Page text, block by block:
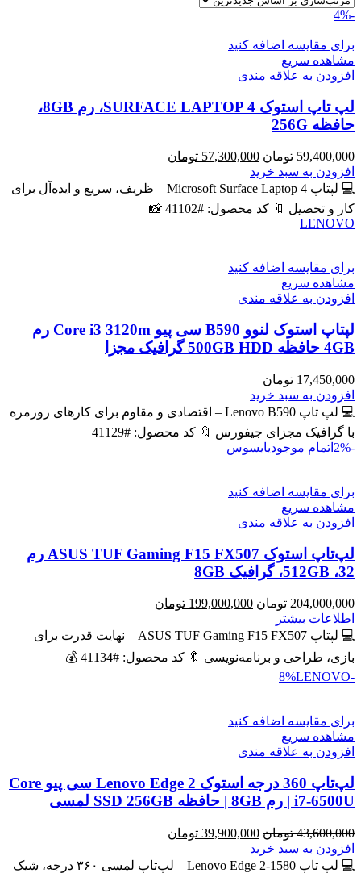
-4%
برای مقایسه اضافه کنید
مشاهده سریع
افزودن به علاقه مندی
لپ تاپ استوک SURFACE LAPTOP 4، رم 8GB،
حافظه 256G
59,400,000 تومان قیمت
اصلی
59,400,000 تومان
57,300,000 تومان
57,300,000 تومان
است.
افزودن به سبد خرید
💻 لپتاپ Microsoft Surface Laptop 4 – ظریف، سریع و ایده‌آل برای
کار و تحصیل 🔖 کد محصول: #41102 📸
LENOVO
برای مقایسه اضافه کنید
مشاهده سریع
افزودن به علاقه مندی
لپتاپ استوک لنوو B590 سی پیو Core i3 3120m رم
4GB حافظه 500GB HDD گرافیک مجزا
17,450,000 تومان
افزودن به سبد خرید
💻 لپ تاپ Lenovo B590 – اقتصادی و مقاوم برای کارهای روزمره
با گرافیک مجزای جیفورس 🔖 کد محصول: #41129
-2%
اتمام موجودیایسوس
برای مقایسه اضافه کنید
مشاهده سریع
افزودن به علاقه مندی
لپ‌تاپ استوک ASUS TUF Gaming F15 FX507 رم
32، 512GB، گرافیک 8GB
204,000,000 تومان قیمت
204,000,000 تومان
199,000,000 تومان
199,000,000 تومان
است.
اطلاعات بیشتر
💻 لپتاپ ASUS TUF Gaming F15 FX507 – نهایت قدرت برای
بازی، طراحی و برنامه‌نویسی 🔖 کد محصول: #41134 💰
-8%
LENOVO
برای مقایسه اضافه کنید
مشاهده سریع
افزودن به علاقه مندی
لپ‌تاپ 360 درجه استوک Lenovo Edge 2 سی پیو Core
i7-6500U | رم 8GB | حافظه SSD 256GB لمسی
43,600,000 تومان قیمت
اصلی
43,600,000 تومان
39,900,000 تومان
39,900,000 تومان
افزودن به سبد خرید
💻 لپ تاپ Lenovo Edge 2-1580 – لپ‌تاپ لمسی ۳۶۰ درجه، شیک